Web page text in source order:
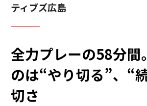
ティブズ広島
全力プレーの58分間
のは“やり切る”、“
切さ